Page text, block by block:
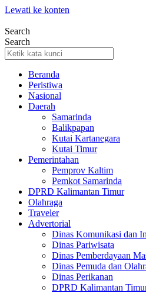
Lewati ke konten
Search
Search
Beranda
Peristiwa
Nasional
Daerah
Samarinda
Balikpapan
Kutai Kartanegara
Kutai Timur
Pemerintahan
Pemprov Kaltim
Pemkot Samarinda
DPRD Kalimantan Timur
Olahraga
Traveler
Advertorial
Dinas Komunikasi dan
Dinas Pariwisata
Dinas Pemberdayaan
Dinas Pemuda dan
Dinas Perikanan
DPRD Kalimantan